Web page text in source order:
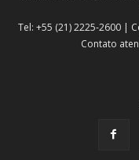
Tel: +55 (21) 2225-2600 |
Contato